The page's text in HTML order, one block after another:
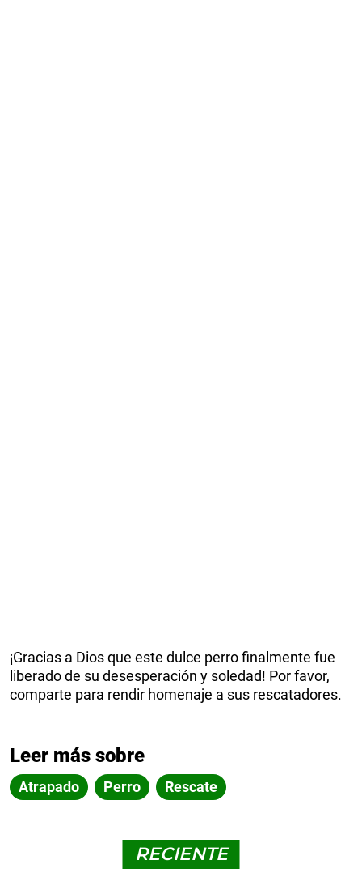
¡Gracias a Dios que este dulce perro finalmente fue
liberado de su desesperación y soledad! Por favor,
comparte para rendir homenaje a sus rescatadores.
Leer más sobre
Atrapado Perro Rescate
RECIENTE